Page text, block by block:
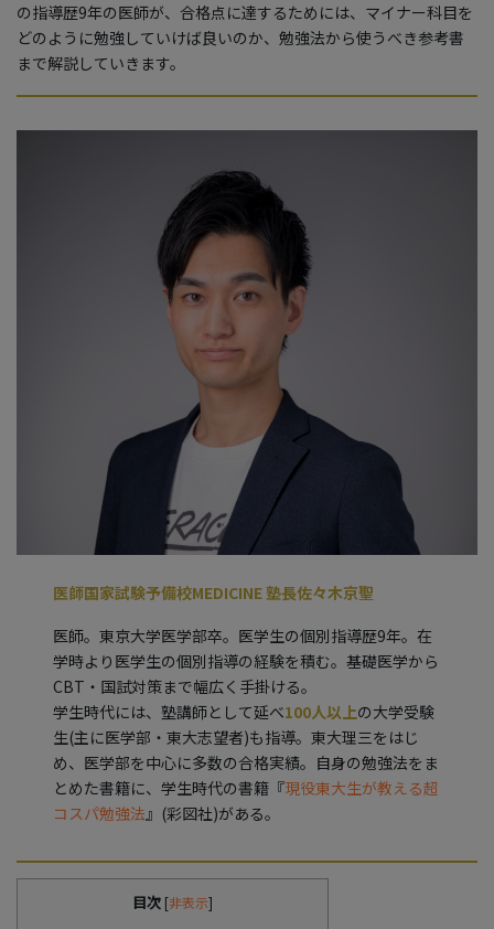
の指導歴9年の医師が、合格点に達するためには、マイナー科目を
どのように勉強していけば良いのか、勉強法から使うべき参考書
まで解説していきます。
医師国家試験予備校MEDICINE 塾長佐々木京聖
医師。東京大学医学部卒。医学生の個別指導歴9年。在
学時より医学生の個別指導の経験を積む。基礎医学から
CBT・国試対策まで幅広く手掛ける。
学生時代には、塾講師として延べ100人以上の大学受験
生(主に医学部・東大志望者)も指導。東大理三をはじ
め、医学部を中心に多数の合格実績。自身の勉強法をま
とめた書籍に、学生時代の書籍『現役東大生が教える超
コスパ勉強法』(彩図社)がある。
目次 [非表示]